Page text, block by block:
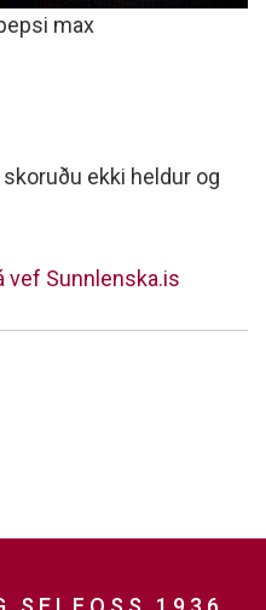
max
ekki heldur og
vef Sunnlenska.is